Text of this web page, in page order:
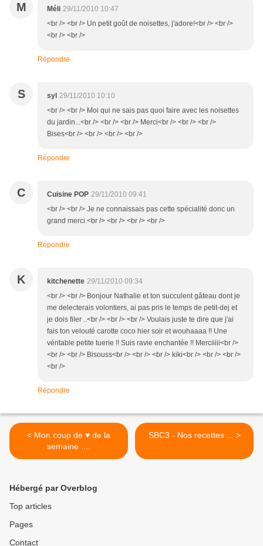
M Méli 29/11/2010 10:47
<br /> <br /> Un petit goût de noisettes, j'adore!<br /> <br />
<br /> <br />
Répondre
S syl 29/11/2010 10:10
<br /> <br /> Moi qui ne sais pas quoi faire avec les noisettes
du jardin...<br /> <br /> <br /> Merci<br /> <br /> <br />
Bises<br /> <br /> <br /> <br />
Répondre
C Cuisine POP 29/11/2010 09:41
<br /> <br /> Je ne connaissais pas cette spécialité donc un
grand merci.<br /> <br /> <br /> <br />
Répondre
K kitchenette 29/11/2010 09:34
<br /> <br /> Bonjour Nathalie et ton succulent gâteau dont je
me delecterais volontiers, ai pas pris le temps de petit-dej et
je dois filer ..<br /> <br /> <br /> Voulais juste te dire que j'ai
fais ton velouté carotte coco hier soir et wouhaaaa !! Une
véritable petite tuerie !! Suis ravie enchantée !! Merciiiii<br />
<br /> <br /> Bisouss<br /> <br /> <br /> kiki<br /> <br /> <br />
<br />
Répondre
< Mon coup de ♥ de la
semaine ....
SBC3 - Nos recettes ... >
Hébergé par Overblog
Top articles
Pages
Contact